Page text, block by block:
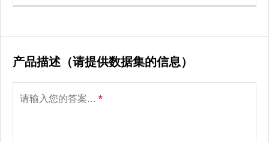
产品描述（请提供数据集的信息）
请输入您的答案... *